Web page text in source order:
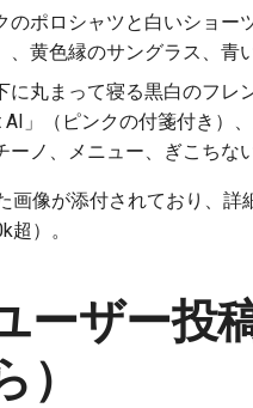
のポロシャツと白いショ
黄色縁のサングラス、青い
に丸まって寝る黒白のフ
」（ピンクの付箋付き）
ーノ、メニュー、ぎこちな
画像が添付されており、
）。
ーザー投